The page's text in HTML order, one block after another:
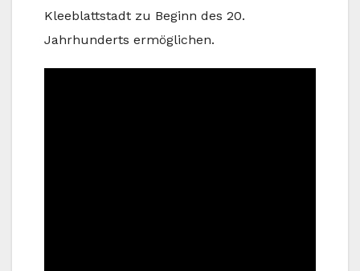
Kleeblattstadt zu Beginn des 20.
Jahrhunderts ermöglichen.